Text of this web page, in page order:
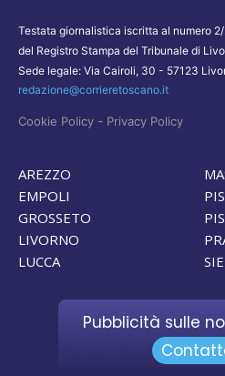
Testata giornalistica iscritta al numero 2/
del Registro Stampa del Tribunale di
Sede legale: Via Cairoli, 30 - 57123
redazione@corrieretoscano.it
Cookie Policy - Privacy Policy
AREZZO
EMPOLI
GROSSETO
LIVORNO
LUCCA
Pubblicità sulle